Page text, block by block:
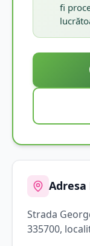
fi
Adresa
Strada
335700,